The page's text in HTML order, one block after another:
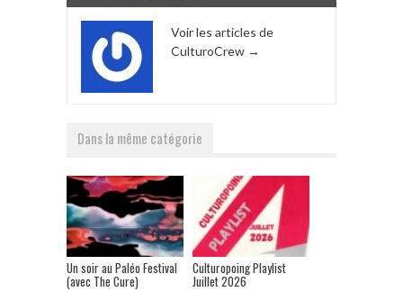
Voir les articles de
CulturoCrew →
Dans la même catégorie
Un soir au Paléo Festival
(avec The Cure)
Culturopoing Playlist
Juillet 2026